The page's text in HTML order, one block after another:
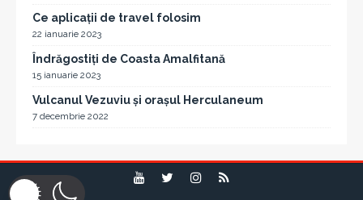
Ce aplicații de travel folosim
22 ianuarie 2023
Îndrăgostiți de Coasta Amalfitană
15 ianuarie 2023
Vulcanul Vezuviu și orașul Herculaneum
7 decembrie 2022